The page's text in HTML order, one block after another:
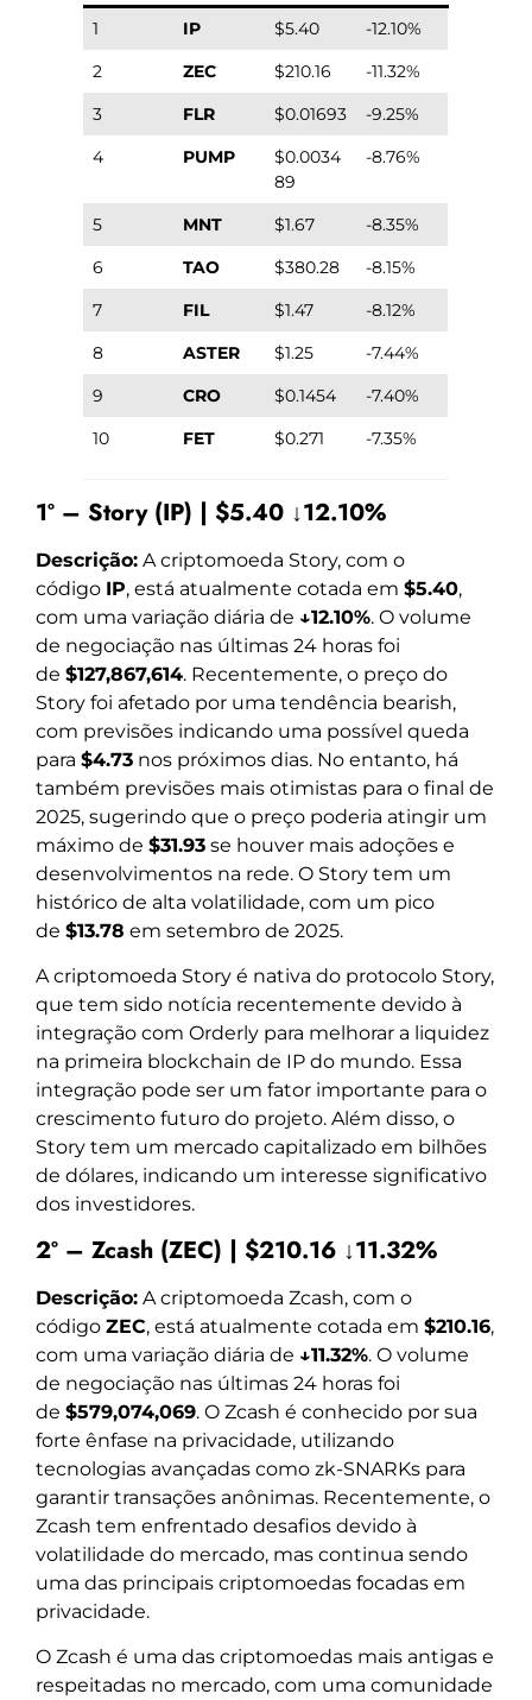
1 IP $5.40
-12.10%
2
ZEC $210.16
-11.32%
3
FLR $0.01693
-9.25%
4
PUMP
$0.0034
89
-8.76%
5 MNT $1.67
-8.35%
6
TAO $380.28
-8.15%
7
FIL $1.47
-8.12%
8
ASTER $1.25
-7.44%
9
CRO $0.1454
-7.40%
10
FET $0.271 -7.35%
1º – Story (IP) | $5.40 ↓12.10%
Descrição: A criptomoeda Story, com o
código IP, está atualmente cotada em $5.40,
com uma variação diária de ↓12.10%. O volume
de negociação nas últimas 24 horas foi
de $127,867,614. Recentemente, o preço do
Story foi afetado por uma tendência bearish,
com previsões indicando uma possível queda
para $4.73 nos próximos dias. No entanto, há
também previsões mais otimistas para o final de
2025, sugerindo que o preço poderia atingir um
máximo de $31.93 se houver mais adoções e
desenvolvimentos na rede. O Story tem um
histórico de alta volatilidade, com um pico
de $13.78 em setembro de 2025.
A criptomoeda Story é nativa do protocolo Story,
que tem sido notícia recentemente devido à
integração com Orderly para melhorar a liquidez
na primeira blockchain de IP do mundo. Essa
integração pode ser um fator importante para o
crescimento futuro do projeto. Além disso, o
Story tem um mercado capitalizado em bilhões
de dólares, indicando um interesse significativo
dos investidores.
2º – Zcash (ZEC) | $210.16 ↓11.32%
Descrição: A criptomoeda Zcash, com o
código ZEC, está atualmente cotada em $210.16,
com uma variação diária de ↓11.32%. O volume
de negociação nas últimas 24 horas foi
de $579,074,069. O Zcash é conhecido por sua
forte ênfase na privacidade, utilizando
tecnologias avançadas como zk-SNARKs para
garantir transações anônimas. Recentemente, o
Zcash tem enfrentado desafios devido à
volatilidade do mercado, mas continua sendo
uma das principais criptomoedas focadas em
privacidade.
O Zcash é uma das criptomoedas mais antigas e
respeitadas no mercado, com uma comunidade